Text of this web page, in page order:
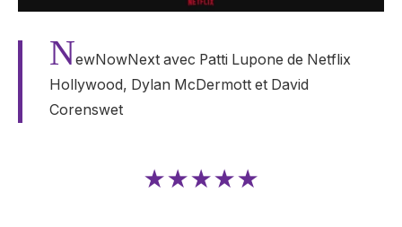
NewNowNext avec Patti Lupone de Netflix
Hollywood, Dylan McDermott et David
Corenswet
★★★★★